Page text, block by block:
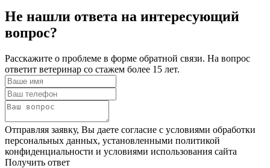
Не нашли ответа на интересующий
вопрос?
Расскажите о проблеме в форме обратной связи. На вопрос
ответит ветеринар со стажем более 15 лет.
Отправляя заявку, Вы даете согласие с условиями обработки
персональных данных, установленными политикой
конфиденциальности и условиями использования сайта
Получить ответ